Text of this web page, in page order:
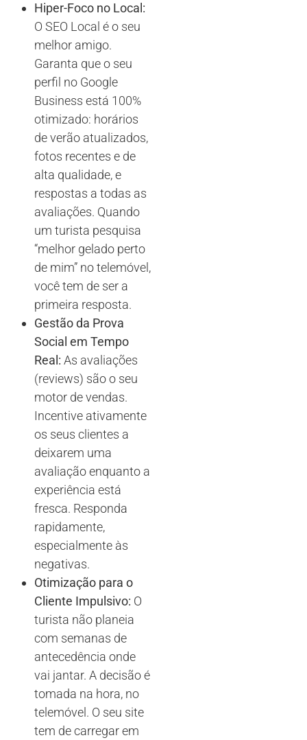
Hiper-Foco no Local:
O SEO Local é o seu
melhor amigo.
Garanta que o seu
perfil no Google
Business está 100%
otimizado: horários
de verão atualizados,
fotos recentes e de
alta qualidade, e
respostas a todas as
avaliações. Quando
um turista pesquisa
“melhor gelado perto
de mim” no telemóvel,
você tem de ser a
primeira resposta.
Gestão da Prova
Social em Tempo
Real: As avaliações
(reviews) são o seu
motor de vendas.
Incentive ativamente
os seus clientes a
deixarem uma
avaliação enquanto a
experiência está
fresca. Responda
rapidamente,
especialmente às
negativas.
Otimização para o
Cliente Impulsivo: O
turista não planeia
com semanas de
antecedência onde
vai jantar. A decisão é
tomada na hora, no
telemóvel. O seu site
tem de carregar em